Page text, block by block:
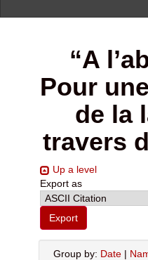
“A
Pour
de la
travers
Up a level
Export as
Group by: Date|